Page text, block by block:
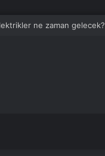
ne zaman gelecek?